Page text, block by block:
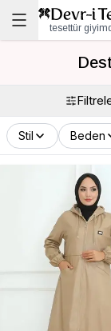
tesettür
Stil Beden